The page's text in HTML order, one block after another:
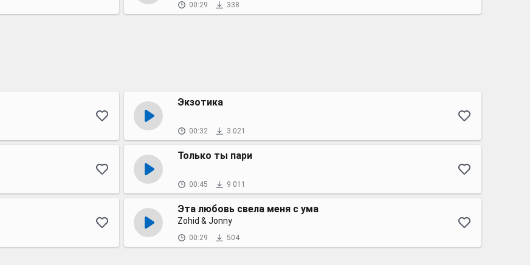
00:29 338
Экзотика
00:32 3 021
Только ты пари
00:45 9 011
Эта любовь свела меня с ума
Zohid & Jonny
00:29 504